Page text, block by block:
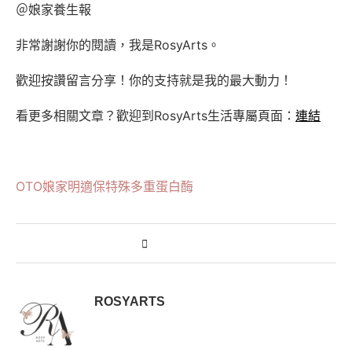
＠娘家養生報
非常謝謝你的閱讀，我是RosyArts。
歡迎按讚留言分享！你的支持就是我的最大動力！
看更多相關文章？歡迎到RosyArts生活專屬頁面： 連結
OTO娘家明適保特殊多重蛋白酶
ROSYARTS